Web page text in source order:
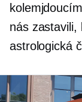
nás zastavili,
astrologická